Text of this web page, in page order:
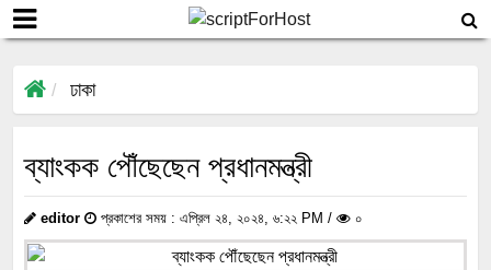
ঢাকা
ব্যাংকক পৌঁছেছেন প্রধানমন্ত্রী
editor প্রকাশের সময় : এপ্রিল ২৪, ২০২৪, ৬:২২ PM / ০